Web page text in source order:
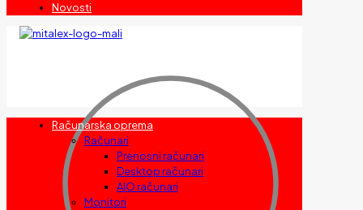
Novosti
Računarska oprema
Računari
Prenosni računari
Desktop računari
AIO računari
Monitori